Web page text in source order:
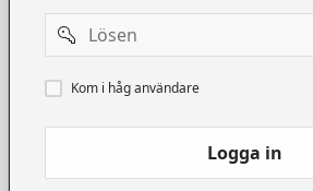
Password
Kom
i
Kom i håg användare
Logga in